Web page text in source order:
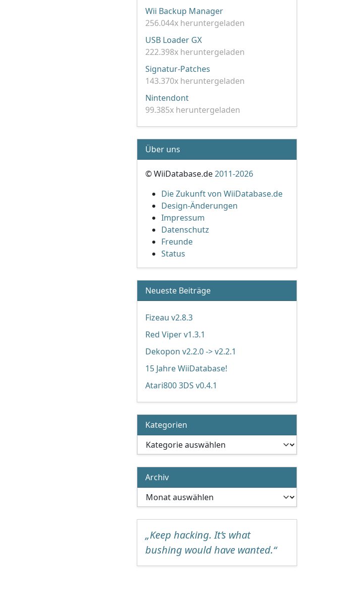
Wii Backup Manager
256.044x heruntergeladen
USB Loader GX
222.398x heruntergeladen
Signatur-Patches
143.370x heruntergeladen
Nintendont
99.385x heruntergeladen
Über uns
© WiiDatabase.de2011-2026
Die Zukunft von WiiDatabase.de
Design-Änderungen
Impressum
Datenschutz
Freunde
Status
Neueste Beiträge
Fizeau v2.8.3
Red Viper v1.3.1
Dekopon v2.2.0 -> v2.2.1
15 Jahre WiiDatabase!
Atari800 3DS v0.4.1
Kategorien
Kategorien
Archiv
Archiv
„Keep hacking. It’s what
bushing would have wanted.“